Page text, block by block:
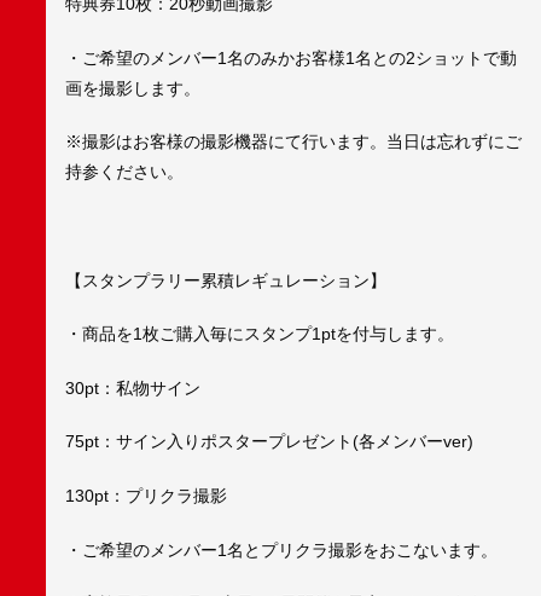
・ご希望のメンバー1名のみかお客様1名との2ショットで動
画を撮影します。
※撮影はお客様の撮影機器にて行います。当日は忘れずにご
持参ください。
【スタンプラリー累積レギュレーション】
・商品を1枚ご購入毎にスタンプ1ptを付与します。
30pt：私物サイン
75pt：サイン入りポスタープレゼント(各メンバーver)
130pt：プリクラ撮影
・ご希望のメンバー1名とプリクラ撮影をおこないます。